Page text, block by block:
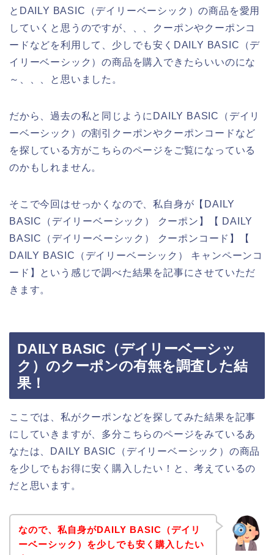
とDAILY BASIC（デイリーベーシック）の商品を愛用
していくと思うのですが、、、クーポンやクーポンコ
ードなどを利用して、少しでも安くDAILY BASIC（デ
イリーベーシック）の商品を購入できたらいいのにな
～、、、と思いました。
だから、過去の私と同じようにDAILY BASIC（デイリ
ーベーシック）の割引クーポンやクーポンコードなど
を探している方がこちらのページをご覧になっている
のかもしれません。
そこで今回はせっかくなので、私自身が【DAILY
BASIC（デイリーベーシック） クーポン】【 DAILY
BASIC（デイリーベーシック） クーポンコード】【
DAILY BASIC（デイリーベーシック） キャンペーンコ
ード】という感じで調べた結果を記事にさせていただ
きます。
DAILY BASIC（デイリーベーシッ
ク）のクーポンの有無を調査した結
果！
ここでは、私がクーポンなどを探してみた結果を記事
にしていきますが、多分こちらのページをみているあ
なたは、DAILY BASIC（デイリーベーシック）の商品
を少しでもお得に安く購入したい！と、考えているの
だと思います。
なので、私自身がDAILY BASIC（デイリ
ーベーシック）を少しでも安く購入したい